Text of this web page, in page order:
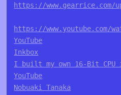
https://www.gearrice.com/
https://www.youtube.com/
YouTube
Inkbox
I built my own 16-Bit CPU
YouTube
Nobuaki Tanaka